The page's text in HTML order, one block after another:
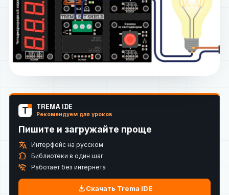
T TREMA IDE
Рекомендуем для уроков
Пишите и загружайте проще
translate Интерфейс на русском
extension Библиотеки в один шаг
wifi_off Работает без интернета
downloadСкачать Trema IDE